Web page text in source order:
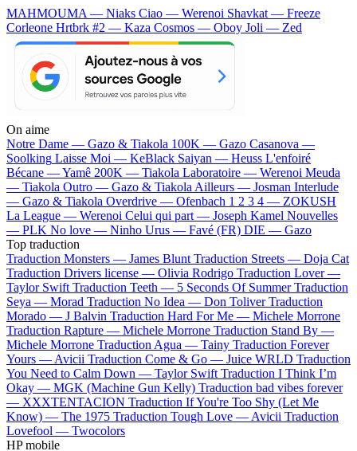
MAHMOUMA — Niaks Ciao — Werenoi Shavkat — Freeze
Corleone Hrtbrk #2 — Kaza Cosmos — Oboy Joli — Zed
On aime
Notre Dame — Gazo & Tiakola 100K — Gazo Casanova —
Soolking Laisse Moi — KeBlack Saiyan — Heuss L'enfoiré
Bécane —Yamê 200K — Tiakola Laboratoire — Werenoi Meuda
— Tiakola Outro — Gazo & Tiakola Ailleurs — Josman Interlude
— Gazo & Tiakola Overdrive — Ofenbach 1 2 3 4 — ZOKUSH
La League — Werenoi Celui qui part — Joseph Kamel Nouvelles
— PLK No love — Ninho Urus — Favé (FR) DIE — Gazo
Top traduction
Traduction Monsters — James Blunt Traduction Streets — Doja Cat
Traduction Drivers license — Olivia Rodrigo Traduction Lover —
Taylor Swift Traduction Teeth — 5 Seconds Of Summer Traduction
Seya — Morad Traduction No Idea — Don Toliver Traduction
Morado — J Balvin Traduction Hard For Me — Michele Morrone
Traduction Rapture — Michele Morrone Traduction Stand By —
Michele Morrone Traduction Agua — Tainy Traduction Forever
Yours — Avicii Traduction Come & Go — Juice WRLD Traduction
You Need to Calm Down — Taylor Swift Traduction I Think I’m
Okay — MGK (Machine Gun Kelly) Traduction bad vibes forever
— XXXTENTACION Traduction If You're Too Shy (Let Me
Know) — The 1975 Traduction Tough Love — Avicii Traduction
Lovefool — Twocolors
HP mobile